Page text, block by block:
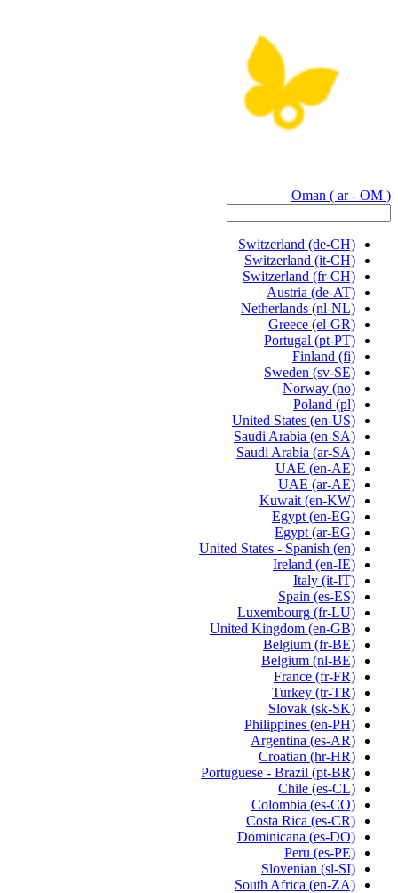
Oman ( ar - OM )
Switzerland (de-CH)
Switzerland (it-CH)
Switzerland (fr-CH)
Austria (de-AT)
Netherlands (nl-NL)
Greece (el-GR)
Portugal (pt-PT)
Finland (fi)
Sweden (sv-SE)
Norway (no)
Poland (pl)
United States (en-US)
Saudi Arabia (en-SA)
Saudi Arabia (ar-SA)
UAE (en-AE)
UAE (ar-AE)
Kuwait (en-KW)
Egypt (en-EG)
Egypt (ar-EG)
United States - Spanish (en)
Ireland (en-IE)
Italy (it-IT)
Spain (es-ES)
Luxembourg (fr-LU)
United Kingdom (en-GB)
Belgium (fr-BE)
Belgium (nl-BE)
France (fr-FR)
Turkey (tr-TR)
Slovak (sk-SK)
Philippines (en-PH)
Argentina (es-AR)
Croatian (hr-HR)
Portuguese - Brazil (pt-BR)
Chile (es-CL)
Colombia (es-CO)
Costa Rica (es-CR)
Dominicana (es-DO)
Peru (es-PE)
Slovenian (sl-SI)
South Africa (en-ZA)